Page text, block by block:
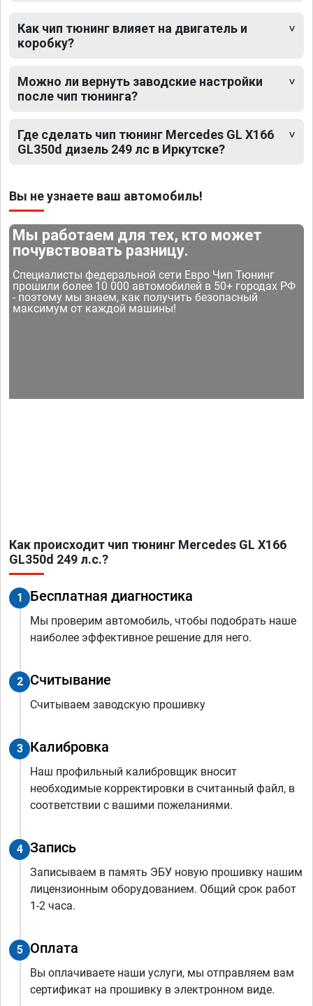
Как чип тюнинг влияет на двигатель и
коробку?
Можно ли вернуть заводские настройки
после чип тюнинга?
Где сделать чип тюнинг Mercedes GL X166
GL350d дизель 249 лс в Иркутске?
Вы не узнаете ваш автомобиль!
Мы работаем для тех, кто может
почувствовать разницу.
Специалисты федеральной сети Евро Чип Тюнинг
прошили более 10 000 автомобилей в 50+ городах РФ
- поэтому мы знаем, как получить безопасный
максимум от каждой машины!
Как происходит чип тюнинг Mercedes GL X166
GL350d 249 л.с.?
1 Бесплатная диагностика
Мы проверим автомобиль, чтобы подобрать наше
наиболее эффективное решение для него.
2 Считывание
Считываем заводскую прошивку
3 Калибровка
Наш профильный калибровщик вносит
необходимые корректировки в считанный файл, в
соответствии с вашими пожеланиями.
4 Запись
Записываем в память ЭБУ новую прошивку нашим
лицензионным оборудованием. Общий срок работ
1-2 часа.
5 Оплата
Вы оплачиваете наши услуги, мы отправляем вам
сертификат на прошивку в электронном виде.